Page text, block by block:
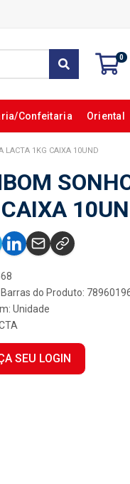
0
Confeitaria Oriental
LACTA 1KG CAIXA 10UND
do Produto:
Unidade
SEU LOGIN